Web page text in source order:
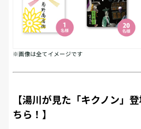
※画像は全てイメージです
【湯川が見た「キクノン」
ちら！】